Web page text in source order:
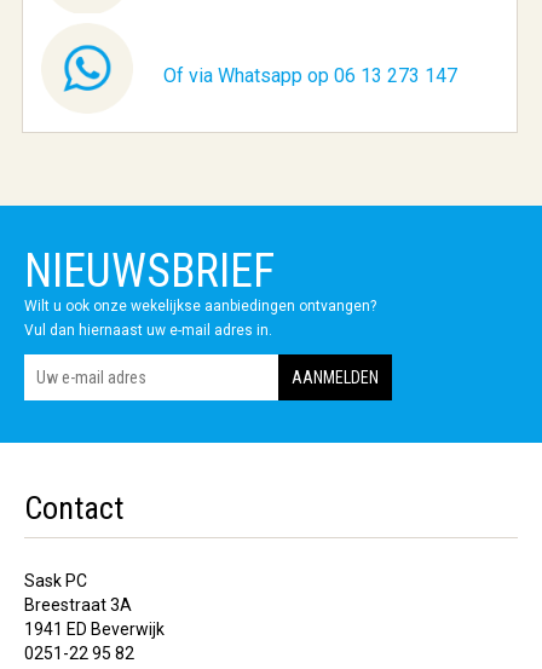
Of via Whatsapp op 06 13 273 147
NIEUWSBRIEF
Wilt u ook onze wekelijkse aanbiedingen ontvangen?
Vul dan hiernaast uw e-mail adres in.
Contact
Sask PC
Breestraat 3A
1941 ED Beverwijk
0251-22 95 82